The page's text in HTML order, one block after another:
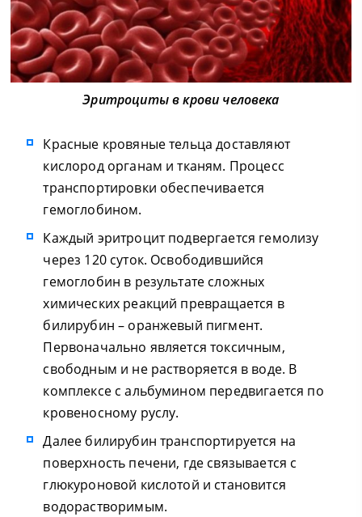
Эритроциты в крови человека
Красные кровяные тельца доставляют
кислород органам и тканям. Процесс
транспортировки обеспечивается
гемоглобином.
Каждый эритроцит подвергается гемолизу
через 120 суток. Освободившийся
гемоглобин в результате сложных
химических реакций превращается в
билирубин – оранжевый пигмент.
Первоначально является токсичным,
свободным и не растворяется в воде. В
комплексе с альбумином передвигается по
кровеносному руслу.
Далее билирубин транспортируется на
поверхность печени, где связывается с
глюкуроновой кислотой и становится
водорастворимым.